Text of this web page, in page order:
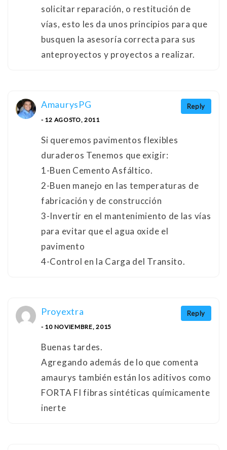
solicitar reparación, o restitución de
vías, esto les da unos principios para que
busquen la asesoría correcta para sus
anteproyectos y proyectos a realizar.
Reply
AmaurysPG
- 12 AGOSTO, 2011
Si queremos pavimentos flexibles
duraderos Tenemos que exigir:
1-Buen Cemento Asfáltico.
2-Buen manejo en las temperaturas de
fabricación y de construcción
3-Invertir en el mantenimiento de las vías
para evitar que el agua oxide el
pavimento
4-Control en la Carga del Transito.
Reply
Proyextra
- 10 NOVIEMBRE, 2015
Buenas tardes.
Agregando además de lo que comenta
amaurys también están los aditivos como
FORTA FI fibras sintéticas químicamente
inerte